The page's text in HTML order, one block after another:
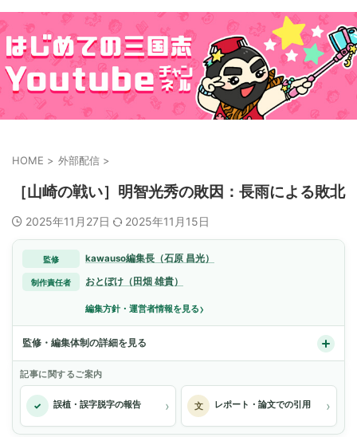
HOME > 外部配信 >
［山崎の戦い］明智光秀の敗因：長雨による敗北
2025年11月27日 2025年11月15日
監修 kawauso編集長（石原 昌光）
制作責任者 おとぼけ（田畑 雄貴）
編集方針・運営者情報を見る›
監修・編集体制の詳細を見る
記事に関するご案内
✓ 誤植・誤字脱字の報告 › 文 レポート・論文での引用 ›